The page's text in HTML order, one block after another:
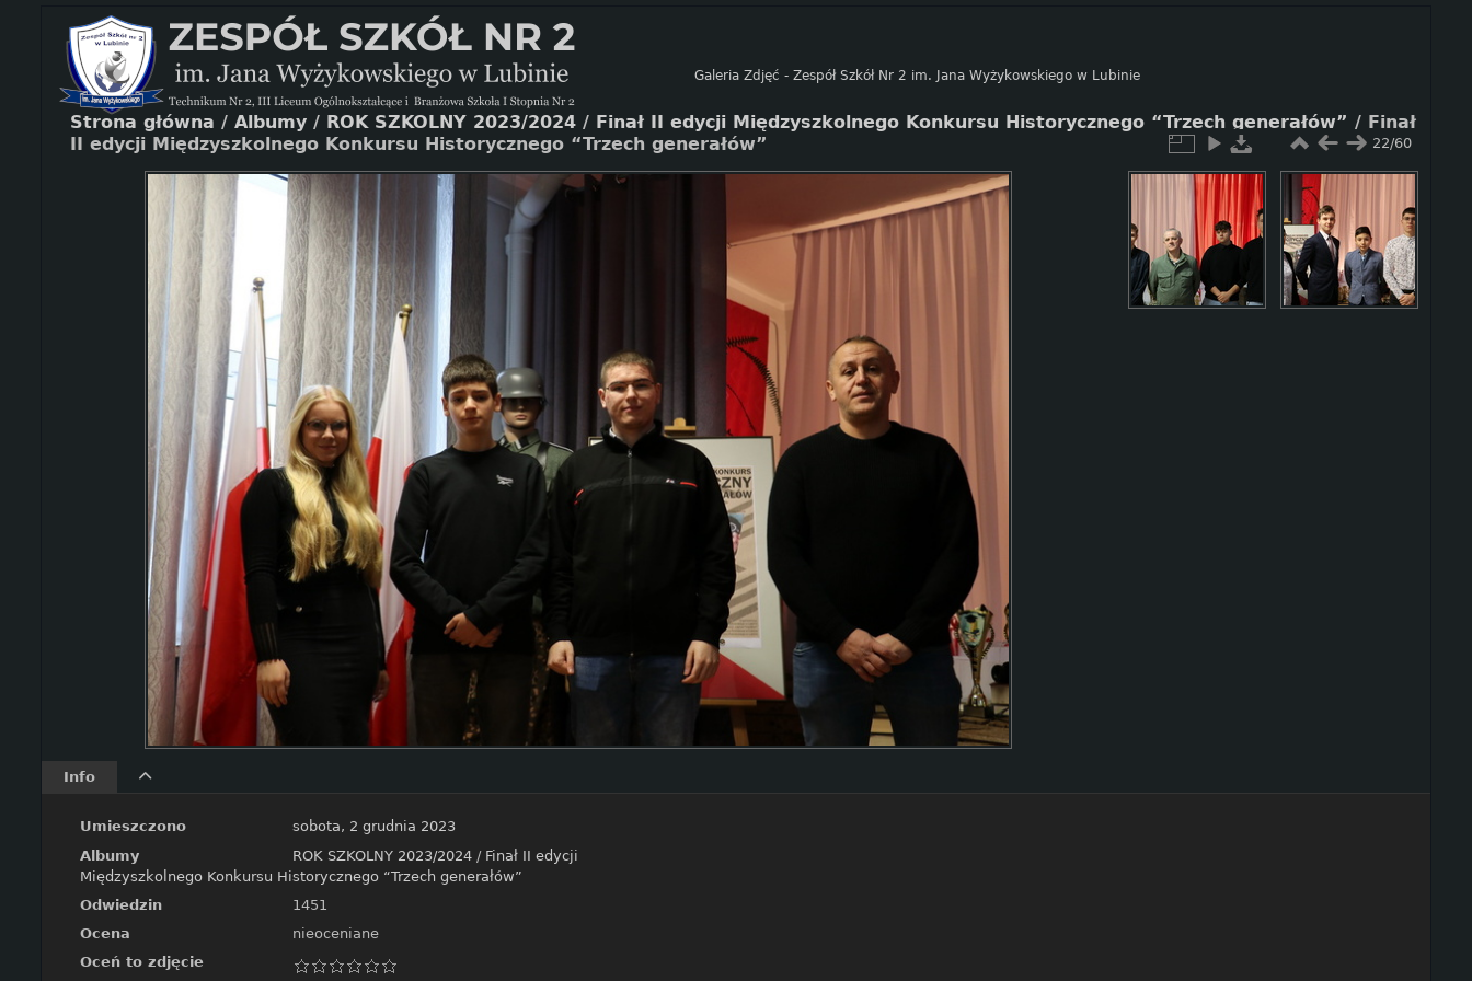
Galeria Zdjęć - Zespół Szkół Nr 2 im. Jana Wyżykowskiego w Lubinie
Strona główna / Albumy / ROK SZKOLNY 2023/2024 / Finał II edycji Międzyszkolnego Konkursu Historycznego “Trzech generałów” / Finał
II edycji Międzyszkolnego Konkursu Historycznego “Trzech generałów”
22/60
Info
Umieszczono
sobota, 2 grudnia 2023
Albumy
ROK SZKOLNY 2023/2024 / Finał II edycji
Międzyszkolnego Konkursu Historycznego “Trzech generałów”
Odwiedzin
1451
Ocena
nieoceniane
Oceń to zdjęcie